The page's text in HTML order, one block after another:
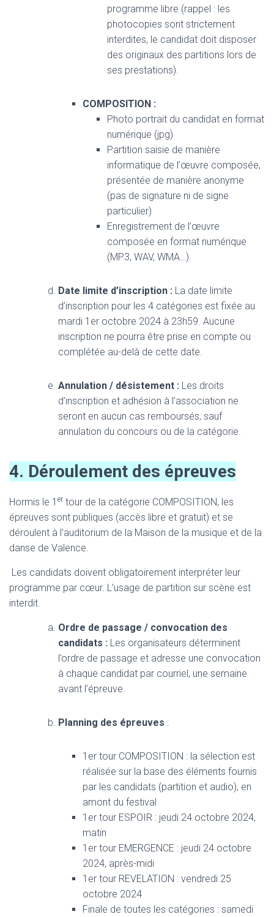
programme libre (rappel : les
photocopies sont strictement
interdites, le candidat doit disposer
des originaux des partitions lors de
ses prestations).
COMPOSITION :
Photo portrait du candidat en format
numérique (jpg)
Partition saisie de manière
informatique de l’œuvre composée,
présentée de manière anonyme
(pas de signature ni de signe
particulier)
Enregistrement de l’œuvre
composée en format numérique
(MP3, WAV, WMA…).
Date limite d’inscription : La date limite
d’inscription pour les 4 catégories est fixée au
mardi 1er octobre 2024 à 23h59. Aucune
inscription ne pourra être prise en compte ou
complétée au-delà de cette date.
Annulation / désistement : Les droits
d’inscription et adhésion à l’association ne
seront en aucun cas remboursés, sauf
annulation du concours ou de la catégorie.
4. Déroulement des épreuves
Hormis le 1 er tour de la catégorie COMPOSITION, les
épreuves sont publiques (accès libre et gratuit) et se
déroulent à l’auditorium de la Maison de la musique et de la
danse de Valence.
Les candidats doivent obligatoirement interpréter leur
programme par cœur. L’usage de partition sur scène est
interdit.
Ordre de passage / convocation des
candidats : Les organisateurs déterminent
l’ordre de passage et adresse une convocation
à chaque candidat par courriel, une semaine
avant l’épreuve.
Planning des épreuves :
1er tour COMPOSITION : la sélection est
réalisée sur la base des éléments fournis
par les candidats (partition et audio), en
amont du festival
1er tour ESPOIR : jeudi 24 octobre 2024,
matin
1er tour EMERGENCE : jeudi 24 octobre
2024, après-midi
1er tour REVELATION : vendredi 25
octobre 2024
Finale de toutes les catégories : samedi